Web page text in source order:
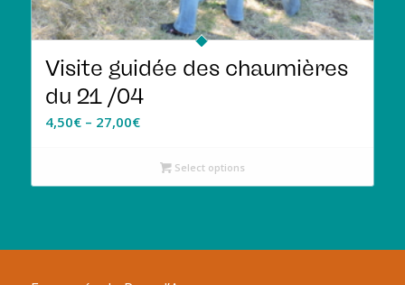
Visite guidée des chaumières
du 21 /04
4,50€– 27,00€
Select options